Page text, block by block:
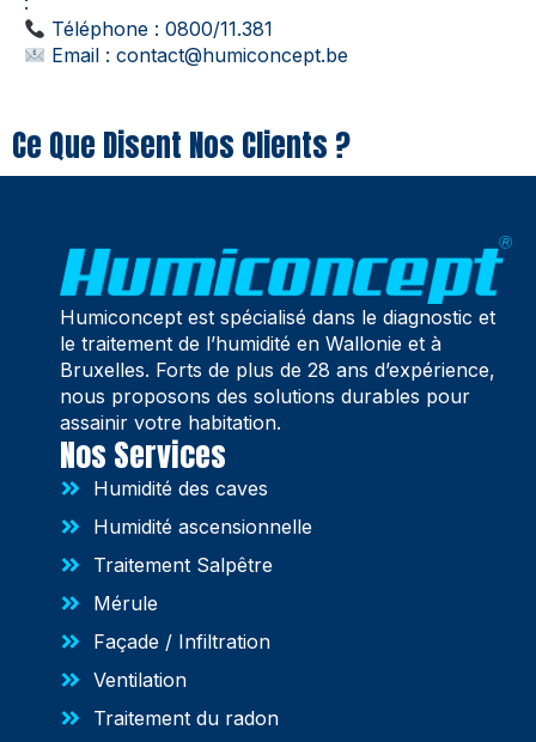
Téléphone : 0800/11.381
Email :contact@humiconcept.be
Ce Que Disent Nos Clients ?
Humiconcept est spécialisé dans le diagnostic et
le traitement de l’humidité en Wallonie et à
Bruxelles. Forts de plus de 28 ans d’expérience,
nous proposons des solutions durables pour
assainir votre habitation.
Nos Services
Humidité des caves
Humidité ascensionnelle
Traitement Salpêtre
Mérule
Façade / Infiltration
Ventilation
Traitement du radon